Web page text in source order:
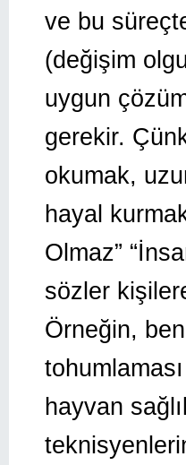
ve bu
(değişim
uygun
gerekir.
okumak,
hayal
Olmaz”
sözler
Örneğin,
hayvan